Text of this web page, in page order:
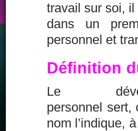
travail sur soi,
dans un
personnel et
Définition
Le
personnel sert,
nom l’indique,